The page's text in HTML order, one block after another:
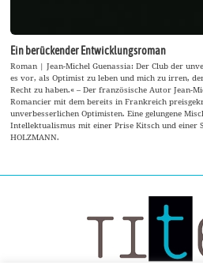
Ein berückender Entwicklungsroman
Roman | Jean-Michel Guenassia: Der Club der
es vor, als Optimist zu leben und mich zu irren,
Recht zu haben.« – Der französische Autor Jean-
Romancier mit dem bereits in Frankreich
unverbesserlichen Optimisten. Eine gelungene
Intellektualismus mit einer Prise Kitsch und einer
HOLZMANN.